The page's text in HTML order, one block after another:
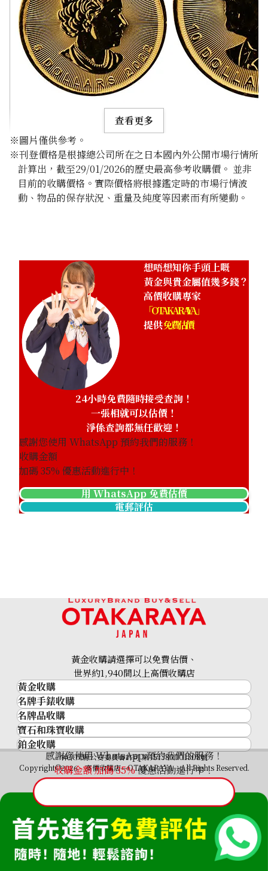
24-karat gold (K24) maple leaf gold coin
24K Gold (K24) Maple Leaf Gold Coin 1/2oz
HKD 21,543.61
查看更多
※圖片僅供參考。
※刊登價格是根據總公司所在之日本國內外公開市場行情所
計算出，截至29/01/2026的歷史最高參考收購價。 並非
目前的收購價格。實際價格將根據鑑定時的市場行情波
動、物品的保存狀況、重量及純度等因素而有所變動。
想唔想知你手頭上嘅
黃金與貴金屬值幾多錢？
高價收購專家
「OTAKARAYA」
提供免費估價
24小時免費隨時接受查詢！
一張相就可以估價！
淨係查詢都無任歡迎！
感謝您使用 WhatsApp 預約我們的服務！
收購金額
加碼35% 優惠活動進行中！
用 WhatsApp 免費估價
電郵評估
感謝您使用 WhatsApp 預約我們的服務！
收購金額 加碼35%優惠活動進行中！
黃金收購請選擇可以免費估價、
世界約1,940間以上高價收購店
黃金收購
黃金･金條
金條
金幣及銀幣
過去十年黃金價格
金飾
金戒指
金頸鍊
名牌手錶收購
名牌手錶收購
勞力士 (Rolex)
Patek Philippe
Audemars Piguet
Vacheron Constantin
A. Lange & Söhne
Breguet
名牌品收購
名牌品收購
HERMES
LOUIS VUITTON
CHANEL
卡地亞（Cartier）
CELINE
FENDI
Christian Dior
GUCCI
寶石和珠寶收購
寶石和珠寶
祖母綠
藍寶石
紅寶石
鉑金收購
神奈川縣公安委員會許可 第451380001308號
Copyright©2026 高價收購店—OTAKARAYA All Rights Reserved.